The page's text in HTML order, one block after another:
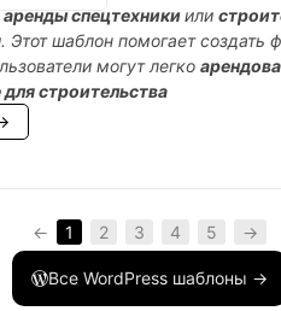
спецтехникиили
. Этот шаблон помогает создать
могут легко
строительства
← 1 2 3 4 5 →
Все WordPress шаблоны →